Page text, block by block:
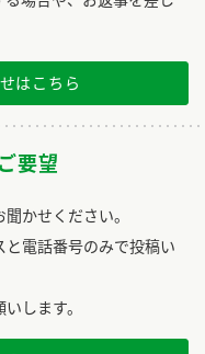
はこちら
要望
かせください。
電話番号のみで投稿い
します。